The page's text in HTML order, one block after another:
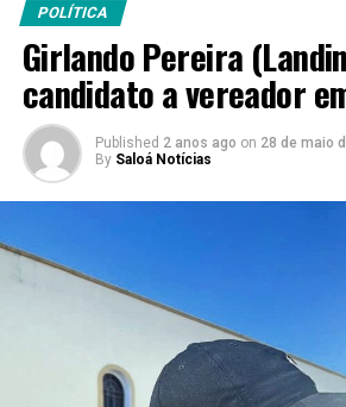
POLÍTICA
Girlando Pereira
candidato a vereador
Published 2 anos ago on 28 de maio
By Saloá Notícias